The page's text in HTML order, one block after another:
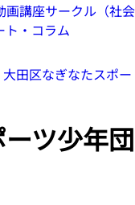
画講座サークル（社会
ト・コラム
大田区なぎなたスポー
ツ少年団